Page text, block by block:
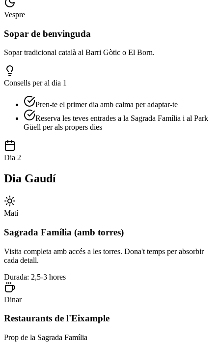
Vespre
Sopar de benvinguda
Sopar tradicional català al Barri Gòtic o El Born.
Consells per al dia 1
Pren-te el primer dia amb calma per adaptar-te
Reserva les teves entrades a la Sagrada Família i al Park
Güell per als propers dies
Dia 2
Dia Gaudí
Matí
Sagrada Família (amb torres)
Visita completa amb accés a les torres. Dona't temps per absorbir
cada detall.
Durada: 2,5-3 hores
Dinar
Restaurants de l'Eixample
Prop de la Sagrada Família